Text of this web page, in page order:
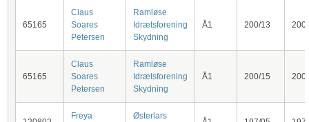
65165
Claus
Soares
Petersen
Ramløse
Idrætsforening
Skydning
Å1 200/13 200
65165
Claus
Soares
Petersen
Ramløse
Idrætsforening
Skydning
Å1 200/15 200
Freya
Østerlars